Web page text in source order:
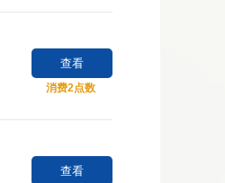
查看
消费2点数
查看